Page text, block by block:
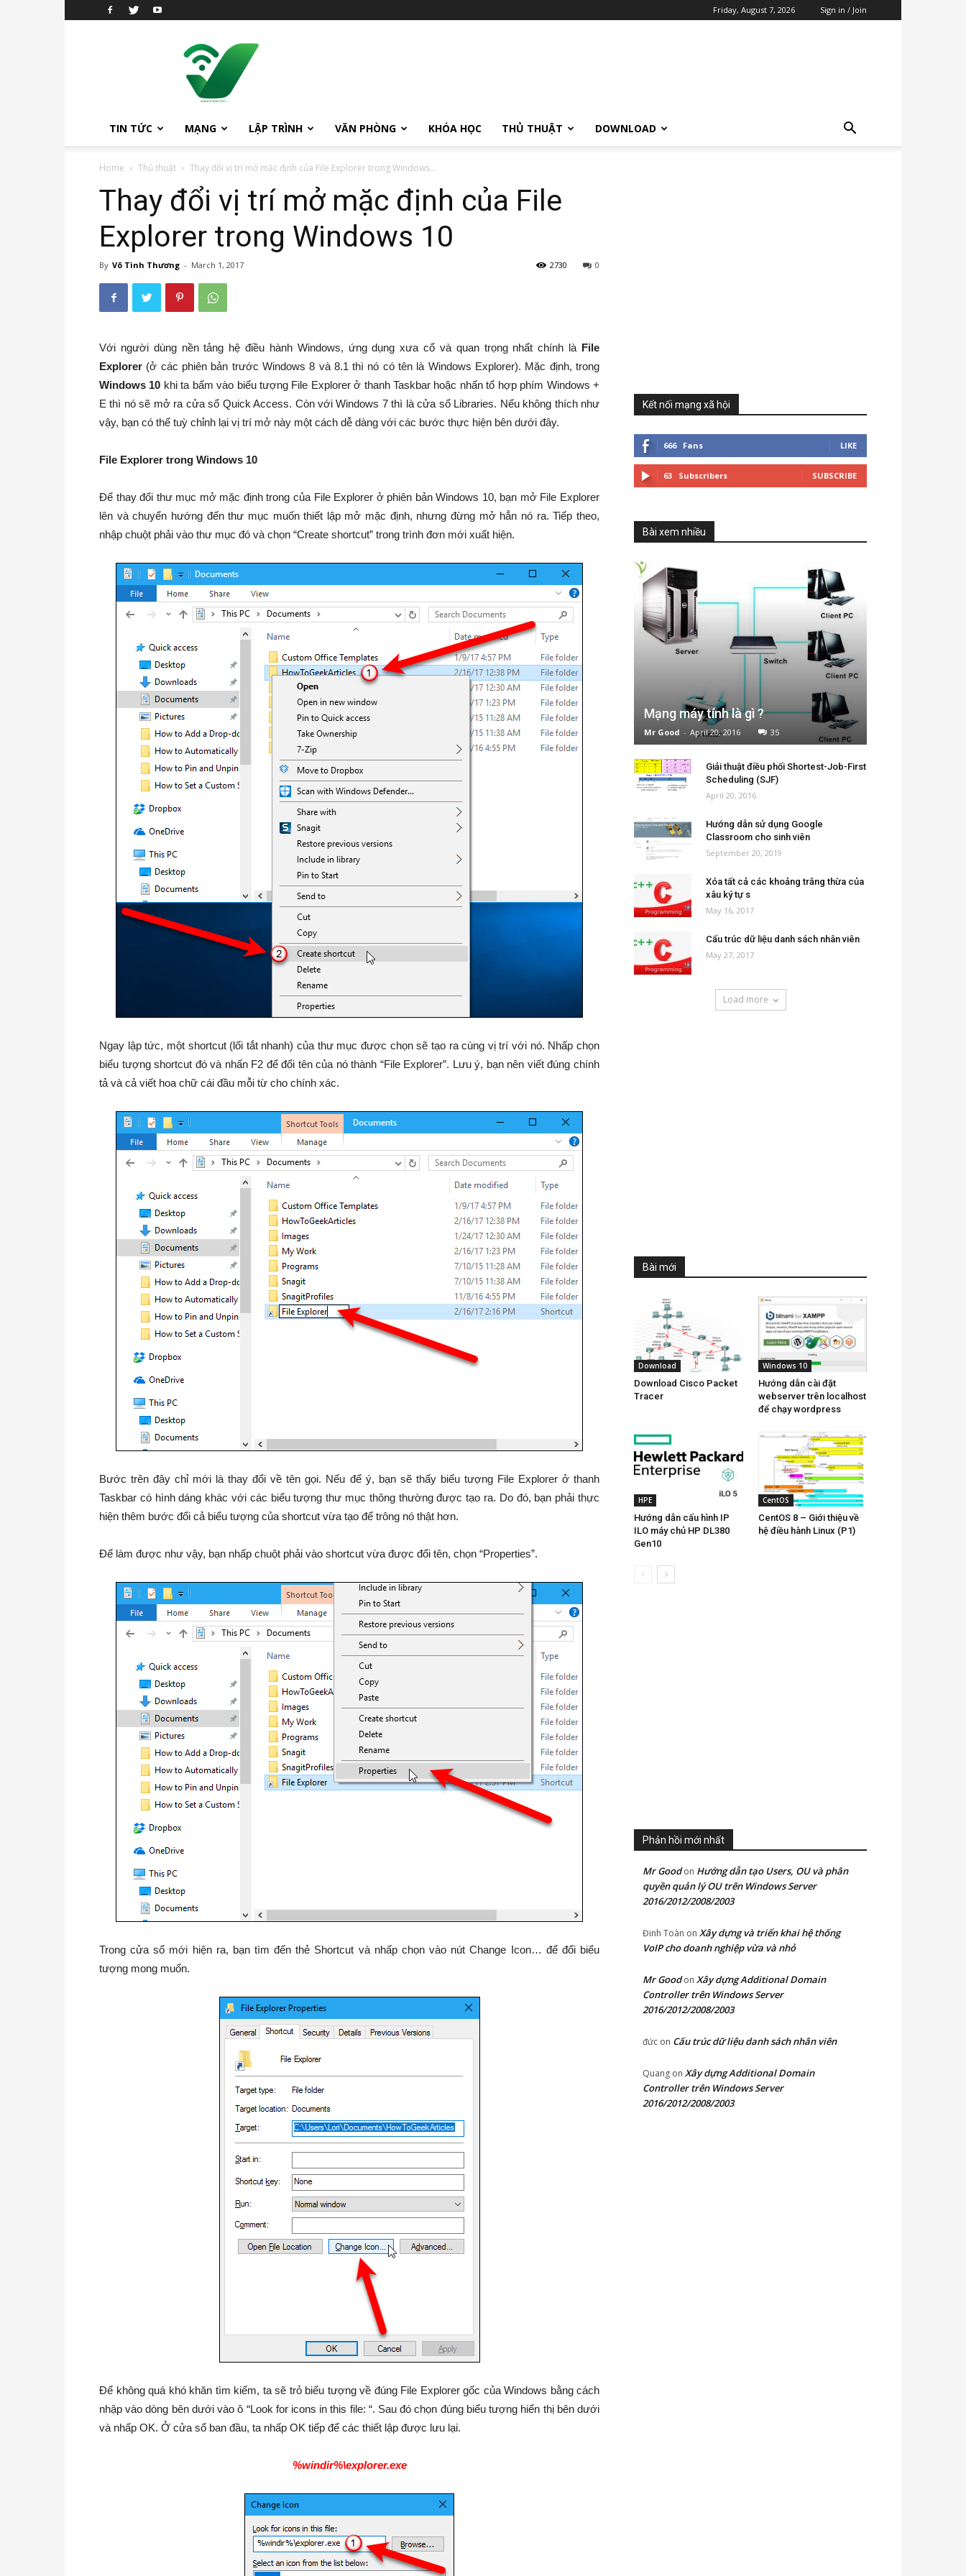
Friday, August 7, 2026 Sign in / Join
sinhvientot.net
TIN TỨC MẠNG LẬP TRÌNH VĂN PHÒNG KHÓA HỌC THỦ THUẬT DOWNLOAD
Home Thủ thuật Thay đổi vị trí mở mặc định của File Explorer trong Windows...
Thay đổi vị trí mở mặc định của File
Explorer trong Windows 10
By Võ Tình Thương - March 1, 2017 0
2730
Với người dùng nền tảng hệ điều hành Windows, ứng dụng xưa cổ và quan trọng nhất chính là File
Explorer (ở các phiên bản trước Windows 8 và 8.1 thì nó có tên là Windows Explorer). Mặc định, trong
Windows 10 khi ta bấm vào biểu tượng File Explorer ở thanh Taskbar hoặc nhấn tổ hợp phím Windows +
E thì nó sẽ mở ra cửa sổ Quick Access. Còn với Windows 7 thì là cửa sổ Libraries. Nếu không thích như
vậy, bạn có thể tuỳ chỉnh lại vị trí mở này một cách dễ dàng với các bước thực hiện bên dưới đây.
File Explorer trong Windows 10
Để thay đổi thư mục mở mặc định trong của File Explorer ở phiên bản Windows 10, bạn mở File Explorer
lên và chuyển hướng đến thư mục muốn thiết lập mở mặc định, nhưng đừng mở hẳn nó ra. Tiếp theo,
nhập chuột phải vào thư mục đó và chọn “Create shortcut” trong trình đơn mới xuất hiện.
Ngay lập tức, một shortcut (lối tắt nhanh) của thư mục được chọn sẽ tạo ra cùng vị trí với nó. Nhấp chọn
biểu tượng shortcut đó và nhấn F2 để đổi tên của nó thành “File Explorer”. Lưu ý, bạn nên viết đúng chính
tả và cả viết hoa chữ cái đầu mỗi từ cho chính xác.
Bước trên đây chỉ mới là thay đổi về tên gọi. Nếu để ý, bạn sẽ thấy biểu tượng File Explorer ở thanh
Taskbar có hình dáng khác với các biểu tượng thư mục thông thường được tạo ra. Do đó, bạn phải thực
hiện thêm bước đổi cả biểu tượng của shortcut vừa tạo để trông nó thật hơn.
Để làm được như vậy, bạn nhấp chuột phải vào shortcut vừa được đổi tên, chọn “Properties”.
Trong cửa sổ mới hiện ra, bạn tìm đến thẻ Shortcut và nhấp chọn vào nút Change Icon… để đổi biểu
tượng mong muốn.
Để không quá khó khăn tìm kiếm, ta sẽ trỏ biểu tượng về đúng File Explorer gốc của Windows bằng cách
nhập vào dòng bên dưới vào ô “Look for icons in this file: “. Sau đó chọn đúng biểu tượng hiển thị bên dưới
và nhấp OK. Ở cửa sổ ban đầu, ta nhấp OK tiếp để các thiết lập được lưu lại.
%windir%\explorer.exe
Kết nối mạng xã hội
666 Fans LIKE
63 Subscribers SUBSCRIBE
Bài xem nhiều
Mạng máy tính là gì ?
Mr Good - April 20, 2016 35
Giải thuật điều phối Shortest-Job-First
Scheduling (SJF)
April 20, 2016
Hướng dẫn sử dụng Google
Classroom cho sinh viên
September 20, 2019
Xóa tất cả các khoảng trắng thừa của
xâu ký tự s
May 16, 2017
Cấu trúc dữ liệu danh sách nhân viên
May 27, 2017
Load more
Bài mới
Download
Download Cisco Packet
Tracer
Windows 10
Hướng dẫn cài đặt
webserver trên localhost
để chạy wordpress
HPE
Hướng dẫn cấu hình IP
ILO máy chủ HP DL380
Gen10
CentOS
CentOS 8 – Giới thiệu về
hệ điều hành Linux (P1)
Phản hồi mới nhất
Mr Goodon Hướng dẫn tạo Users, OU và phân
quyền quản lý OU trên Windows Server
2016/2012/2008/2003
Đinh Toàn on Xây dựng và triển khai hệ thống
VoIP cho doanh nghiệp vừa và nhỏ
Mr Goodon Xây dựng Additional Domain
Controller trên Windows Server
2016/2012/2008/2003
đức on Cấu trúc dữ liệu danh sách nhân viên
Quang on Xây dựng Additional Domain
Controller trên Windows Server
2016/2012/2008/2003